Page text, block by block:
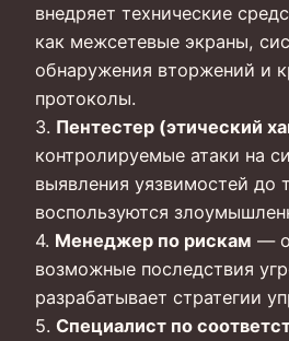
внедряет технические
как межсетевые экраны,
обнаружения вторжений и
протоколы.
3. Пентестер (этический
контролируемые атаки на
выявления уязвимостей до
воспользуются
4. Менеджер по рискам —
возможные последствия
разрабатывает стратегии
5. Специалист по